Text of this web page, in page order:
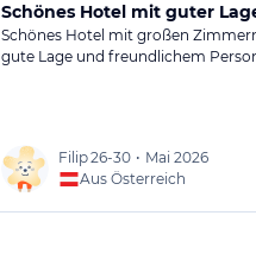
Schönes Hotel mit guter
Schönes Hotel mit großen
gute Lage und freundlichem
Filip26-30 • Mai 2026
Aus Österreich